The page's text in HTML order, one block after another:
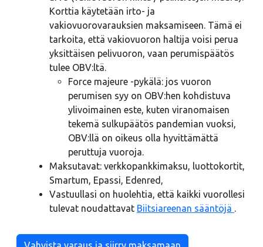
Korttia käytetään irto- ja
vakiovuorovarauksien maksamiseen. Tämä ei
tarkoita, että vakiovuoron haltija voisi perua
yksittäisen pelivuoron, vaan perumispäätös
tulee OBV:ltä.
Force majeure -pykälä: jos vuoron
perumisen syy on OBV:hen kohdistuva
ylivoimainen este, kuten viranomaisen
tekemä sulkupäätös pandemian vuoksi,
OBV:llä on oikeus olla hyvittämättä
peruttuja vuoroja.
Maksutavat: verkkopankkimaksu, luottokortit,
Smartum, Epassi, Edenred,
Vastuullasi on huolehtia, että kaikki vuorollesi
tulevat noudattavat Biitsiareenan sääntöjä .